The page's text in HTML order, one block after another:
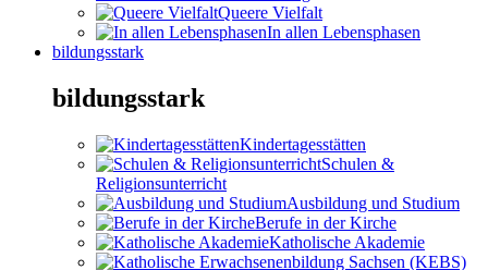
Queere Vielfalt
In allen Lebensphasen
bildungsstark
bildungsstark
Kindertagesstätten
Schulen &
Religionsunterricht
Ausbildung und Studium
Berufe in der Kirche
Katholische Akademie